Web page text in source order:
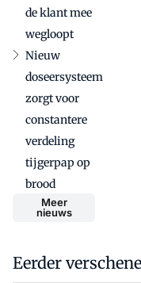
de klant mee
wegloopt
Nieuw
doseersysteem
zorgt voor
constantere
verdeling
tijgerpap op
brood
Meer
nieuws
Eerder